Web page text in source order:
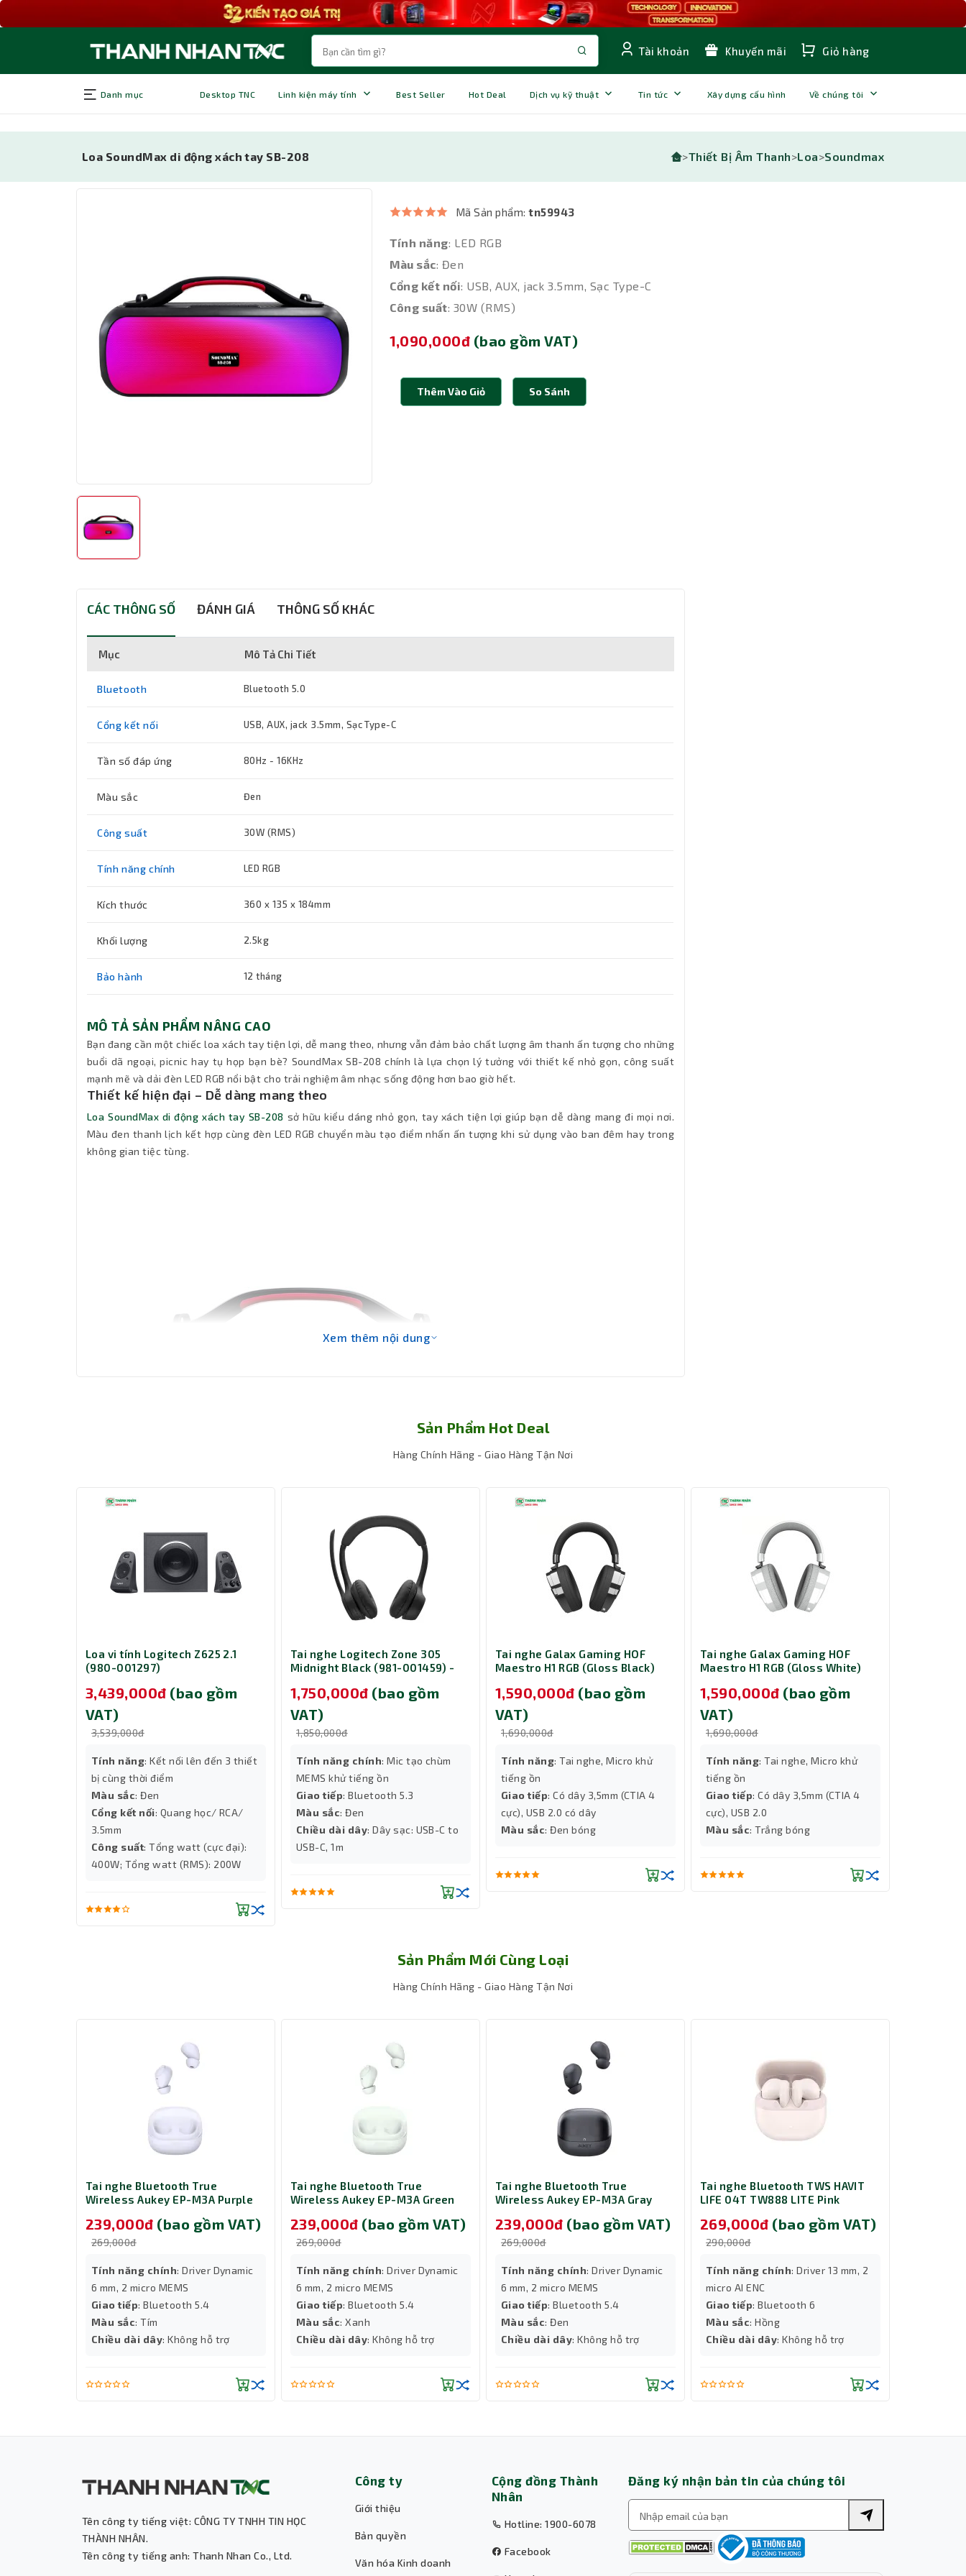
Tài khoản Khuyến mãi Giỏ hàng
Danh mục Desktop TNC Linh kiện máy tính Best Seller Hot Deal Dịch vụ kỹ thuật Tin tức Xây dựng cấu hình Về chúng tôi
Loa SoundMax di động xách tay SB-208 >Thiết Bị Âm Thanh>Loa>Soundmax
Mã Sản phẩm:tn59943
Tính năng: LED RGB
Màu sắc: Đen
Cổng kết nối: USB, AUX, jack 3.5mm, Sạc Type-C
Công suất: 30W (RMS)
1,090,000đ (bao gồm VAT)
Thêm Vào Giỏ So Sánh
CÁC THÔNG SỐ ĐÁNH GIÁ THÔNG SỐ KHÁC
Mục Mô Tả Chi Tiết
Bluetooth Bluetooth 5.0
Cổng kết nối USB, AUX, jack 3.5mm, Sạc Type-C
Tần số đáp ứng 80Hz - 16KHz
Màu sắc Đen
Công suất 30W (RMS)
Tính năng chính LED RGB
Kích thước 360 x 135 x 184mm
Khối lượng 2.5kg
Bảo hành 12 tháng
MÔ TẢ SẢN PHẨM NÂNG CAO
Bạn đang cần một chiếc loa xách tay tiện lợi, dễ mang theo, nhưng vẫn đảm bảo chất lượng âm thanh ấn tượng cho những
buổi dã ngoại, picnic hay tụ họp bạn bè? SoundMax SB-208 chính là lựa chọn lý tưởng với thiết kế nhỏ gọn, công suất
mạnh mẽ và dải đèn LED RGB nổi bật cho trải nghiệm âm nhạc sống động hơn bao giờ hết.
Thiết kế hiện đại – Dễ dàng mang theo
Loa SoundMax di động xách tay SB-208 sở hữu kiểu dáng nhỏ gọn, tay xách tiện lợi giúp bạn dễ dàng mang đi mọi nơi.
Màu đen thanh lịch kết hợp cùng đèn LED RGB chuyển màu tạo điểm nhấn ấn tượng khi sử dụng vào ban đêm hay trong
không gian tiệc tùng.
Công suất 30W – Âm thanh lan tỏa, sống động
Dù có kích thước gọn nhẹ, SB-208 vẫn được trang bị công suất lên đến 30W (RMS), đủ sức mang lại âm thanh lớn, rõ ràng
tiết, phù hợp để nghe nhạc hoặc xem phim.
Kết nối đa dạng – Dễ dàng tương thích mọi thiết bị
Loa di độngSB-208 hỗ trợ nhiều cổng kết nối như:
USB, AUX, jack 3.5mm: Tương thích với máy tính, điện thoại, máy nghe nhạc,...
Cổng sạc Type-C: Sạc nhanh, tiện lợi.
Kết luận
Với mức giá hợp lý, thiết kế thời trang và chất lượng âm thanh đáng kinh ngạc, SoundMax SB-208 là người bạn đồng hành
không thể thiếu cho những ai yêu thích sự linh hoạt, năng động trong âm nhạc. Dù ở nhà hay ra ngoài, SB-208 luôn sẵn
sàng khuấy động không khí mọi lúc, mọi nơi.
Xem thêm nội dung
Sản Phẩm Hot Deal
Hàng Chính Hãng - Giao Hàng Tận Nơi
Loa vi tính Logitech Z625 2.1
(980-001297)
3,439,000đ (bao gồm
VAT)
3,539,000đ
Tính năng: Kết nối lên đến 3 thiết
bị cùng thời điểm
Màu sắc: Đen
Cổng kết nối: Quang học/ RCA/
3.5mm
Công suất: Tổng watt (cực đại):
400W; Tổng watt (RMS): 200W
Tai nghe Logitech Zone 305
Midnight Black (981-001459) -
1,750,000đ (bao gồm
VAT)
1,850,000đ
Tính năng chính: Mic tạo chùm
MEMS khử tiếng ồn
Giao tiếp: Bluetooth 5.3
Màu sắc: Đen
Chiều dài dây: Dây sạc: USB-C to
USB-C, 1m
Tai nghe Galax Gaming HOF
Maestro H1 RGB (Gloss Black)
1,590,000đ (bao gồm
VAT)
1,690,000đ
Tính năng: Tai nghe, Micro khử
tiếng ồn
Giao tiếp: Có dây 3,5mm (CTIA 4
cực), USB 2.0 có dây
Màu sắc: Đen bóng
Tai nghe Galax Gaming HOF
Maestro H1 RGB (Gloss White)
1,590,000đ (bao gồm
VAT)
1,690,000đ
Tính năng: Tai nghe, Micro khử
tiếng ồn
Giao tiếp: Có dây 3,5mm (CTIA 4
cực), USB 2.0
Màu sắc: Trắng bóng
Sản Phẩm Mới Cùng Loại
Hàng Chính Hãng - Giao Hàng Tận Nơi
Tai nghe Bluetooth True
Wireless Aukey EP-M3A Purple
239,000đ (bao gồm VAT)
269,000đ
Tính năng chính: Driver Dynamic
6 mm, 2 micro MEMS
Giao tiếp: Bluetooth 5.4
Màu sắc: Tím
Chiều dài dây: Không hỗ trợ
Tai nghe Bluetooth True
Wireless Aukey EP-M3A Green
239,000đ (bao gồm VAT)
269,000đ
Tính năng chính: Driver Dynamic
6 mm, 2 micro MEMS
Giao tiếp: Bluetooth 5.4
Màu sắc: Xanh
Chiều dài dây: Không hỗ trợ
Tai nghe Bluetooth True
Wireless Aukey EP-M3A Gray
239,000đ (bao gồm VAT)
269,000đ
Tính năng chính: Driver Dynamic
6 mm, 2 micro MEMS
Giao tiếp: Bluetooth 5.4
Màu sắc: Đen
Chiều dài dây: Không hỗ trợ
Tai nghe Bluetooth TWS HAVIT
LIFE 04T TW888 LITE Pink
269,000đ (bao gồm VAT)
290,000đ
Tính năng chính: Driver 13 mm, 2
micro AI ENC
Giao tiếp: Bluetooth 6
Màu sắc: Hồng
Chiều dài dây: Không hỗ trợ
Tên công ty tiếng việt: CÔNG TY TNHH TIN HỌC
THÀNH NHÂN.
Tên công ty tiếng anh: Thanh Nhan Co., Ltd.
Công ty
Giới thiệu
Bản quyền
Văn hóa Kinh doanh
Cộng đồng Thành
Nhân
Hotline: 1900-6078
Facebook
Đăng ký nhận bản tin của chúng tôi
Thành Nhân TNC
Trợ lý AI • Phản hồi tức thì